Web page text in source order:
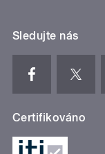
Sledujte nás
Certifikováno